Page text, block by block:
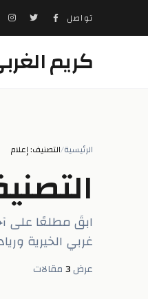
تواصل
كريم
الرئيسية/التصنيف: إعلام
ابقَ مطلعًا على
غربي الخيرية
عرض3مقالات